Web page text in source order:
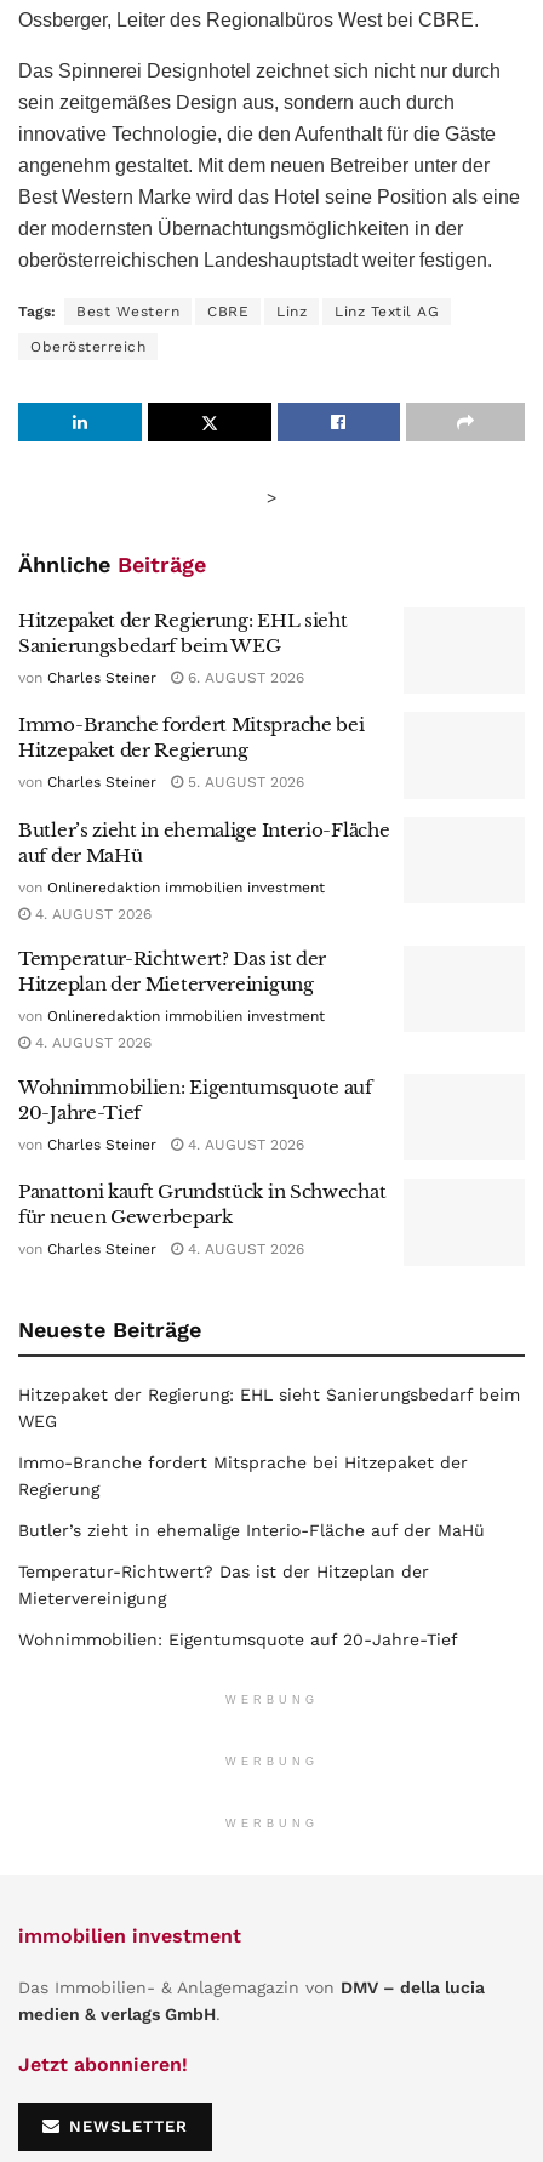
Ossberger, Leiter des Regionalbüros West bei CBRE.
Das Spinnerei Designhotel zeichnet sich nicht nur durch
sein zeitgemäßes Design aus, sondern auch durch
innovative Technologie, die den Aufenthalt für die Gäste
angenehm gestaltet. Mit dem neuen Betreiber unter der
Best Western Marke wird das Hotel seine Position als eine
der modernsten Übernachtungsmöglichkeiten in der
oberösterreichischen Landeshauptstadt weiter festigen.
Tags: Best Western CBRE Linz Linz Textil AG
Oberösterreich
>
Ähnliche Beiträge
Hitzepaket der Regierung: EHL sieht
Sanierungsbedarf beim WEG
von Charles Steiner 6. AUGUST 2026
Immo-Branche fordert Mitsprache bei
Hitzepaket der Regierung
von Charles Steiner 5. AUGUST 2026
Butler’s zieht in ehemalige Interio-Fläche
auf der MaHü
von Onlineredaktion immobilien investment
4. AUGUST 2026
Temperatur-Richtwert? Das ist der
Hitzeplan der Mietervereinigung
von Onlineredaktion immobilien investment
4. AUGUST 2026
Wohnimmobilien: Eigentumsquote auf
20-Jahre-Tief
von Charles Steiner 4. AUGUST 2026
Panattoni kauft Grundstück in Schwechat
für neuen Gewerbepark
von Charles Steiner 4. AUGUST 2026
Neueste Beiträge
Hitzepaket der Regierung: EHL sieht Sanierungsbedarf beim
WEG
Immo-Branche fordert Mitsprache bei Hitzepaket der
Regierung
Butler’s zieht in ehemalige Interio-Fläche auf der MaHü
Temperatur-Richtwert? Das ist der Hitzeplan der
Mietervereinigung
Wohnimmobilien: Eigentumsquote auf 20-Jahre-Tief
WERBUNG
WERBUNG
WERBUNG
immobilien investment
Das Immobilien- & Anlagemagazin von DMV – della lucia
medien & verlags GmbH.
Jetzt abonnieren!
NEWSLETTER